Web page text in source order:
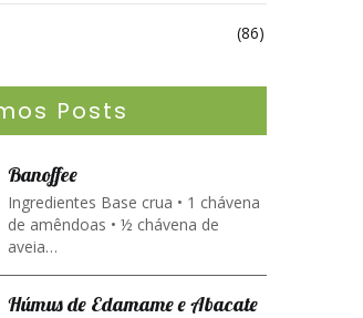
(86)
Posts
Banoffee
Ingredientes Base crua • 1 chávena
de amêndoas • ½ chávena de
aveia…
Húmus de Edamame e Abacate